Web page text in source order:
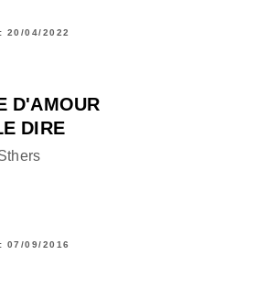
20/04/2022
D'AMOUR
DIRE
07/09/2016